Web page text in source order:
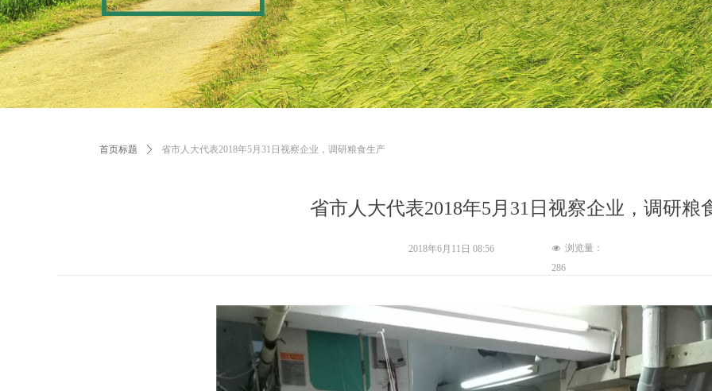
省市人大代表2018年5月31日视察企业，调研粮
首页标题 ꄲ 省市人大代表2018年5月31日视察企业，调研粮食生产
2018年6月11日 08:56 넶 浏览量：
286